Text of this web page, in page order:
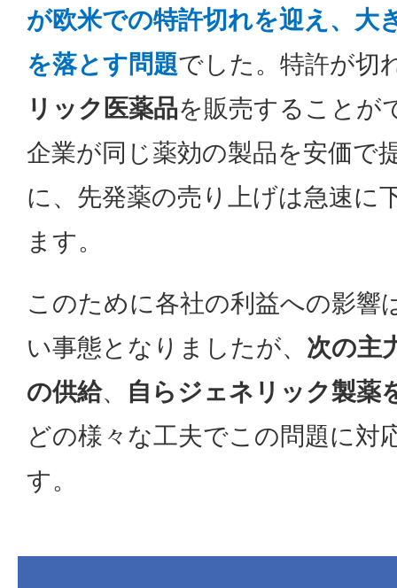
が欧米での特許切れを迎え、大
を落とす問題でした。特許が切
リック医薬品を販売することが
企業が同じ薬効の製品を安価で
に、先発薬の売り上げは急速に
ます。
このために各社の利益への影響
い事態となりましたが、 次の主
の供給、
自らジェネリック製薬
どの様々な工夫でこの問題に対
す。